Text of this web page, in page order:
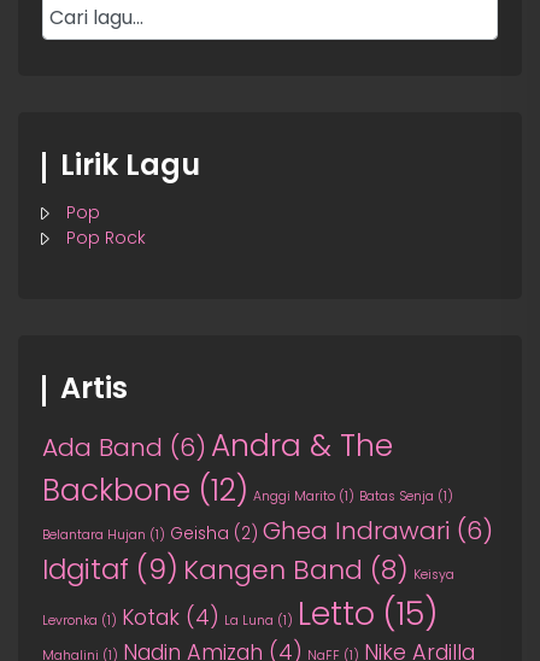
Lirik Lagu
Pop
Pop Rock
Artis
Ada Band (6) Andra & The
Backbone (12) Anggi Marito (1) Batas Senja (1)
Belantara Hujan (1) Geisha (2) Ghea Indrawari (6)
Idgitaf (9) Kangen Band (8) Keisya
Levronka (1) Kotak (4) La Luna (1) Letto (15)
Mahalini (1) Nadin Amizah (4) NaFF (1) Nike Ardilla